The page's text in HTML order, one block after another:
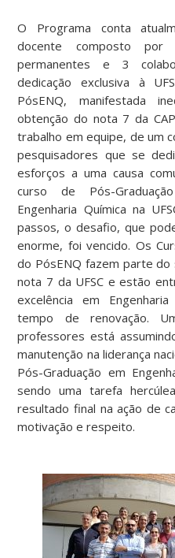
O Programa conta
docente composto
permanentes e 3
dedicação exclusiva à
PósENQ, manifestada
obtenção do nota 7 da
trabalho em equipe, de um
pesquisadores que se
esforços a uma causa
curso de Pós-
Engenharia Química na
passos, o desafio, que
enorme, foi vencido. Os
do PósENQ fazem parte
nota 7 da UFSC e estão
excelência em
tempo de renovação.
professores está
manutenção na liderança
Pós-Graduação em
sendo uma tarefa
resultado final na ação de
motivação e respeito.